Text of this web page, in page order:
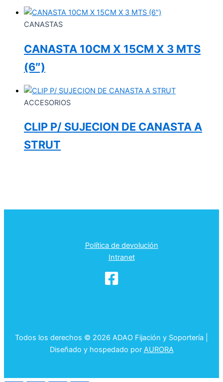
CANASTAS
CANASTA 10CM X 15CM X 3 MTS
(6″)
ACCESORIOS
CLIP P/ SUJECION DE CANASTA A
STRUT
Política de devolución
Intranet
Todos los derechos © 2026 ADAO Fijación y Soportería |
Diseñado y hospedado por AURORA